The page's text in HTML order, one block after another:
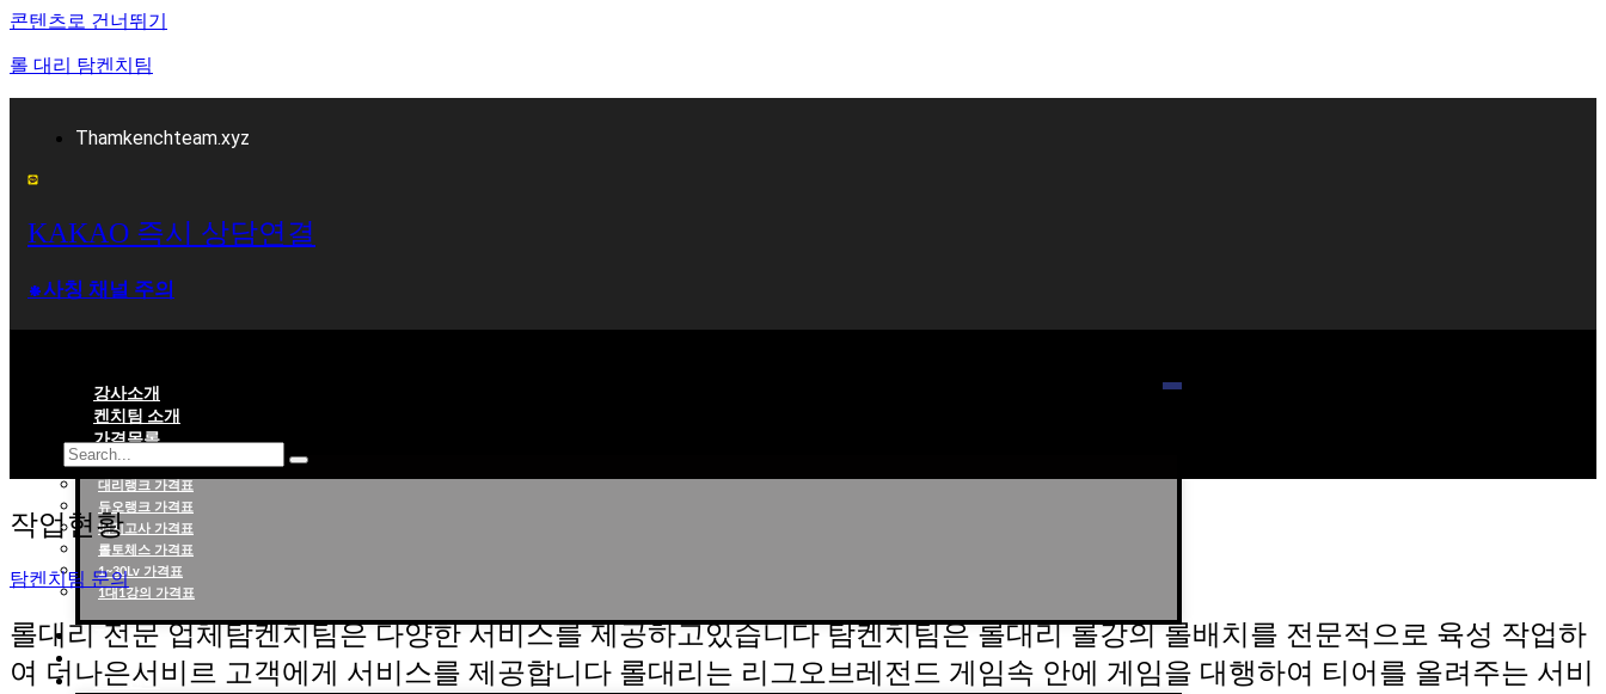
콘텐츠로 건너뛰기
롤 대리 탐켄치팀
Thamkenchteam.xyz
KAKAO 즉시 상담연결
⁕사칭 채널 주의
강사소개
켄치팀 소개
가격목록
대리랭크 가격표
듀오랭크 가격표
배치고사 가격표
롤토체스 가격표
1~30Lv 가격표
1대1강의 가격표
작업현황
작업후기
고객센터
작업현황
탐켄치팀 문의
롤대리 전문 업체탐켄치팀은 다양한 서비스를 제공하고있습니다 탐켄치팀은 롤대리 롤강의 롤배치를 전문적으로 육성 작업하
여 더나은서비르 고객에게 서비스를 제공합니다 롤대리는 리그오브레전드 게임속 안에 게임을 대행하여 티어를 올려주는 서비